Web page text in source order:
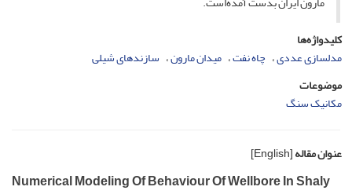
کلیدواژه‌ها
مدلسازی عددی چاه نفت میدان مارون سازندهای شیلی
موضوعات
مکانیک سنگ
عنوان مقاله[English]
Numerical Modeling Of Behaviour Of Wellbore In Shaly